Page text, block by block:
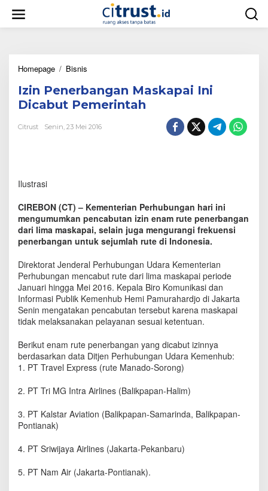
w
Homepage / Bisnis
i
n
P
e
n
a
n
M
a
k
a
p
a
i
I
n
D
i
c
b
t
m
e
i
Izin Penerbangan Maskapai Ini
Dicabut Pemerintah
Citrust Senin, 23 Mei 2016
Ilustrasi
CIREBON (CT) – Kementerian Perhubungan hari ini
mengumumkan pencabutan izin enam rute penerbangan
dari lima maskapai, selain juga mengurangi frekuensi
penerbangan untuk sejumlah rute di Indonesia.
Direktorat Jenderal Perhubungan Udara Kementerian
Perhubungan mencabut rute dari lima maskapai periode
Januari hingga Mei 2016. Kepala Biro Komunikasi dan
Informasi Publik Kemenhub Hemi Pamurahardjo di Jakarta
Senin mengatakan pencabutan tersebut karena maskapai
tidak melaksanakan pelayanan sesuai ketentuan.
Berikut enam rute penerbangan yang dicabut izinnya
berdasarkan data Ditjen Perhubungan Udara Kemenhub:
1. PT Travel Express (rute Manado-Sorong)
2. PT Tri MG Intra Airlines (Balikpapan-Halim)
3. PT Kalstar Aviation (Balikpapan-Samarinda, Balikpapan-
Pontianak)
4. PT Sriwijaya Airlines (Jakarta-Pekanbaru)
5. PT Nam Air (Jakarta-Pontianak).